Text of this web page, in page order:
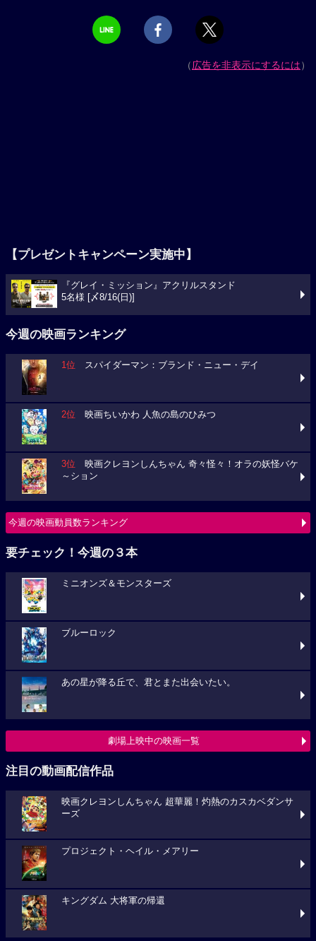
（広告を非表示にするには）
【プレゼントキャンペーン実施中】
『グレイ・ミッション』アクリルスタンド
5名様 [〆8/16(日)]
今週の映画ランキング
1位 スパイダーマン：ブランド・ニュー・デイ
2位 映画ちいかわ 人魚の島のひみつ
3位 映画クレヨンしんちゃん 奇々怪々！オラの妖怪バケ
～ション
今週の映画動員数ランキング
要チェック！今週の３本
ミニオンズ＆モンスターズ
ブルーロック
あの星が降る丘で、君とまた出会いたい。
劇場上映中の映画一覧
注目の動画配信作品
映画クレヨンしんちゃん 超華麗！灼熱のカスカベダンサ
ーズ
プロジェクト・ヘイル・メアリー
キングダム 大将軍の帰還